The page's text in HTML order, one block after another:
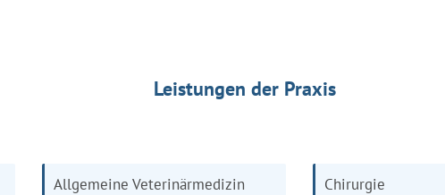
Leistungen der Praxis
Allgemeine Veterinärmedizin Chirurgie